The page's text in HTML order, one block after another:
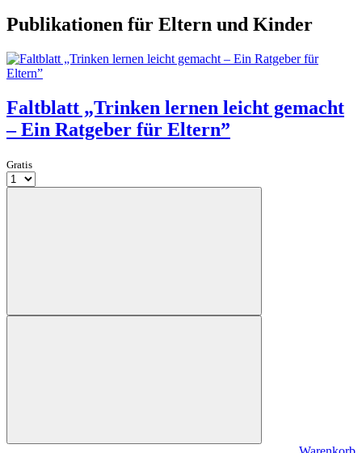
Publikationen für Eltern und Kinder
Faltblatt „Trinken lernen leicht gemacht
– Ein Ratgeber für Eltern”
Gratis